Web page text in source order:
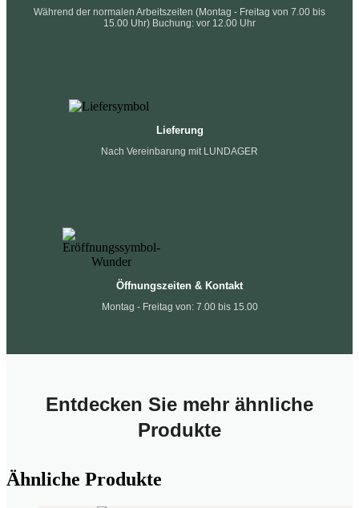
Während der normalen Arbeitszeiten (Montag - Freitag von 7.00 bis
15.00 Uhr) Buchung: vor 12.00 Uhr
Lieferung
Nach Vereinbarung mit LUNDAGER
Öffnungszeiten & Kontakt
Montag - Freitag von: 7.00 bis 15.00
Entdecken Sie mehr ähnliche
Produkte
Ähnliche Produkte